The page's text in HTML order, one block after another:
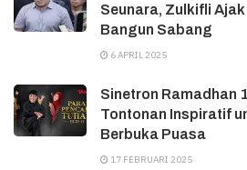
Seunara, Zulkifli
Bangun Sabang
6 APRIL 2025
Sinetron Ramadhan
Tontonan Inspiratif
Berbuka Puasa
17 FEBRUARI 2025